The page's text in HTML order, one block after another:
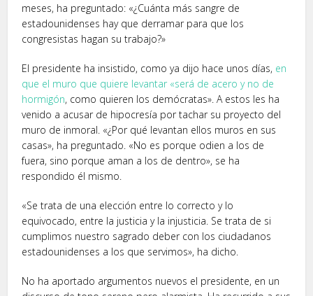
meses, ha preguntado: «¿Cuánta más sangre de
estadounidenses hay que derramar para que los
congresistas hagan su trabajo?»
El presidente ha insistido, como ya dijo hace unos días, en
que el muro que quiere levantar «será de acero y no de
hormigón, como quieren los demócratas». A estos les ha
venido a acusar de hipocresía por tachar su proyecto del
muro de inmoral. «¿Por qué levantan ellos muros en sus
casas», ha preguntado. «No es porque odien a los de
fuera, sino porque aman a los de dentro», se ha
respondido él mismo.
«Se trata de una elección entre lo correcto y lo
equivocado, entre la justicia y la injusticia. Se trata de si
cumplimos nuestro sagrado deber con los ciudadanos
estadounidenses a los que servimos», ha dicho.
No ha aportado argumentos nuevos el presidente, en un